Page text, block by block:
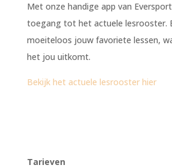
Met onze handige app van
toegang tot het actuele lesrooster.
moeiteloos jouw favoriete lessen,
het jou uitkomt.
Bekijk het actuele lesrooster hier
Tarieven